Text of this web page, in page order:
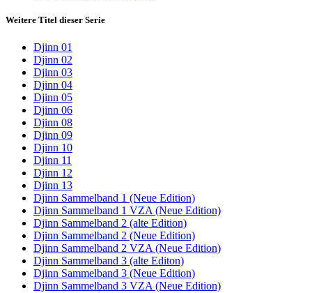
Weitere Titel dieser Serie
Djinn 01
Djinn 02
Djinn 03
Djinn 04
Djinn 05
Djinn 06
Djinn 08
Djinn 09
Djinn 10
Djinn 11
Djinn 12
Djinn 13
Djinn Sammelband 1 (Neue Edition)
Djinn Sammelband 1 VZA (Neue Edition)
Djinn Sammelband 2 (alte Edition)
Djinn Sammelband 2 (Neue Edition)
Djinn Sammelband 2 VZA (Neue Edition)
Djinn Sammelband 3 (alte Editon)
Djinn Sammelband 3 (Neue Edition)
Djinn Sammelband 3 VZA (Neue Edition)